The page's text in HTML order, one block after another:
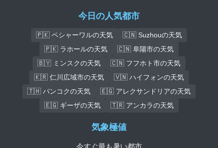
今日の人気都市
🇵🇰 ペシャーワルの天気
🇨🇳 Suzhouの天気
🇵🇰 ラホールの天気
🇨🇳 阜陽市の天気
🇧🇾 ミンスクの天気
🇨🇳 フフホト市の天気
🇰🇷 仁川広域市の天気
🇻🇳 ハイフォンの天気
🇹🇭 バンコクの天気
🇪🇬 アレクサンドリアの天気
🇪🇬 ギーザの天気
🇹🇷 アンカラの天気
気象極値